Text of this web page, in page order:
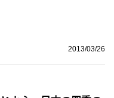
2013/03/26